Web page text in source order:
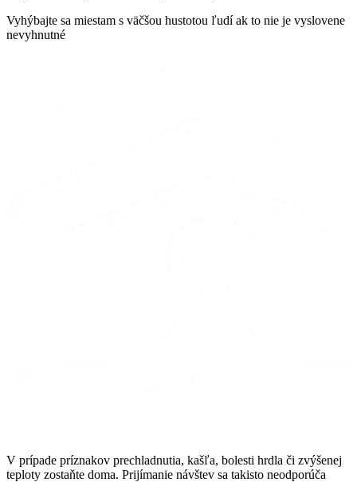
Vyhýbajte sa miestam s väčšou hustotou ľudí ak to nie je vyslovene
nevyhnutné
V prípade príznakov prechladnutia, kašľa, bolesti hrdla či zvýšenej
teploty zostaňte doma. Prijímanie návštev sa takisto neodporúča